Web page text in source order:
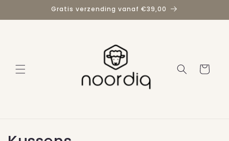
Inhalt
Gratis verzending vanaf €39,00
Warenkorb